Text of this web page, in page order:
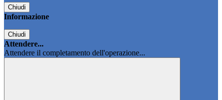
Chiudi
Informazione
Chiudi
Attendere...
Attendere il completamento dell'operazione...